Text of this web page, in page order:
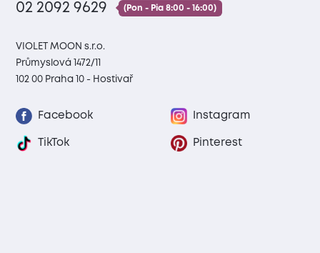
02 2092 9629
(Pon - Pia 8:00 - 16:00)
VIOLET MOON s.r.o.
Průmyslová 1472/11
102 00 Praha 10 - Hostivař
Facebook Instagram
TikTok Pinterest